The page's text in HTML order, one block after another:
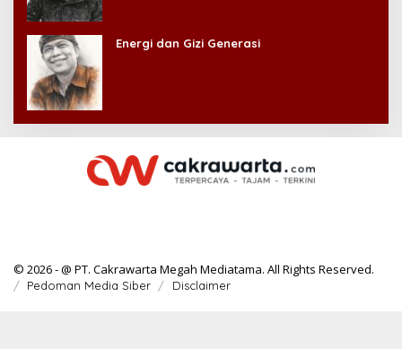
Energi dan Gizi Generasi
© 2026 - @ PT. Cakrawarta Megah Mediatama. All Rights Reserved.
Pedoman Media Siber Disclaimer